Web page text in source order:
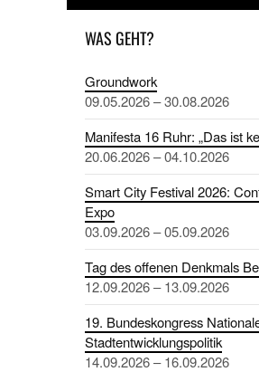
WAS GEHT?
Groundwork
09.05.2026 – 30.08.2026
Manifesta 16 Ruhr: „Das ist
20.06.2026 – 04.10.2026
Smart City Festival 2026:
Expo
03.09.2026 – 05.09.2026
Tag des offenen Denkmals
12.09.2026 – 13.09.2026
19. Bundeskongress
Stadtentwicklungspolitik
14.09.2026 – 16.09.2026